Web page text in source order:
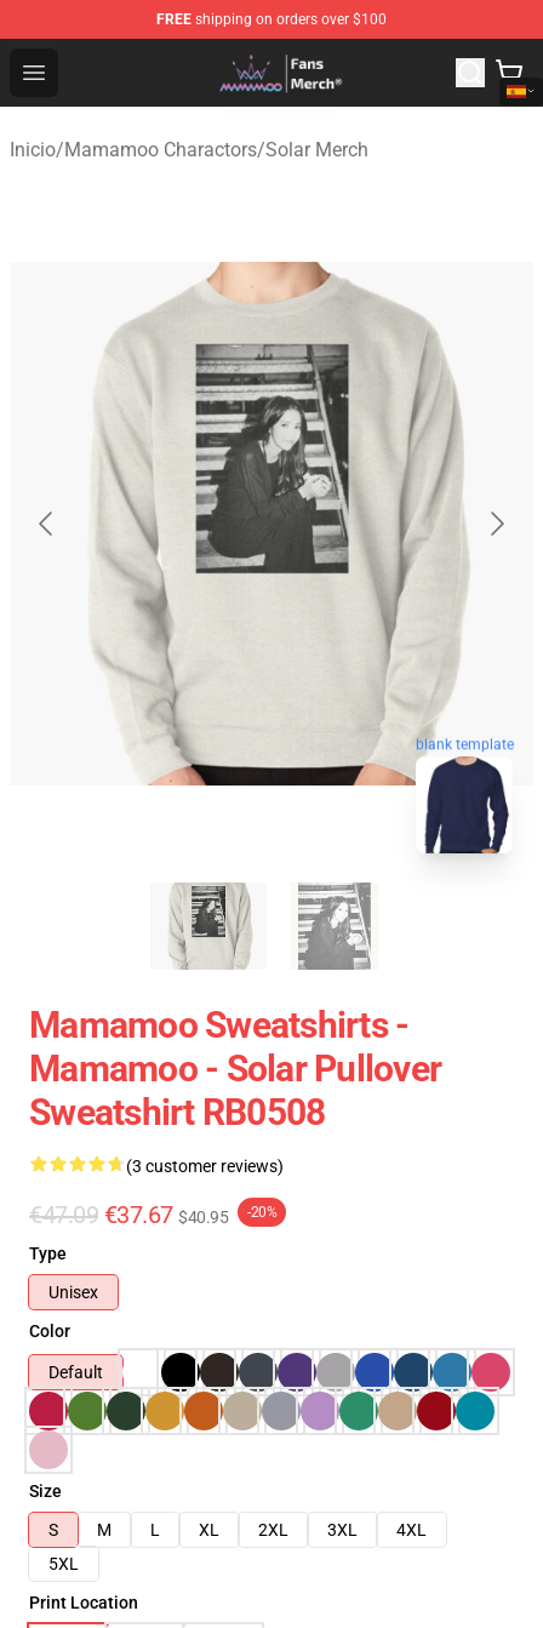
FREE shipping on orders over $100
Open menu
Mamamoo Store - Official Mamamoo Merchandise Shop
Inicio/Mamamoo Charactors/Solar Merch
blank template
Mamamoo Sweatshirts -
Mamamoo - Solar Pullover
Sweatshirt RB0508
(3 customer reviews)
€47.09 €37.67 $40.95 -20%
Type
Unisex
Color
Default
Size
S
M L XL 2XL 3XL
4XL
5XL
Print Location